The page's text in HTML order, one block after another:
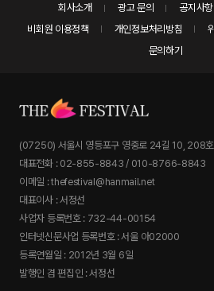
회사소개 광고 문의 공지사항
비회원 이용정책
개인정보처리방침
문의하기
(07250) 서울시 영등포구 영중로 24길 10, 208호
대표전화 : 02-855-8843 / 010-8766-8843
이메일 : thefestival@hanmail.net
대표이사 : 서정선
사업자 등록번호 : 732-44-00154
인터넷신문사업 등록번호 : 서울 아02000
등록연월일 : 2012년 3월 6일
발행인 겸 편집인 : 서정선